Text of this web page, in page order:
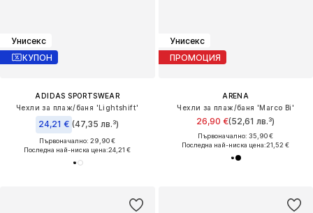
Унисекс
КУПОН
ADIDAS SPORTSWEAR
Чехли за плаж/баня 'Lightshift'
24,21 € (47,35 лв.³)
Първоначално: 29,90 €
Последна най-ниска цена:24,21 €
Унисекс
ПРОМОЦИЯ
ARENA
Чехли за плаж/баня 'Marco Bi'
26,90 €(52,61 лв.³)
Първоначално: 35,90 €
Последна най-ниска цена:21,52 €